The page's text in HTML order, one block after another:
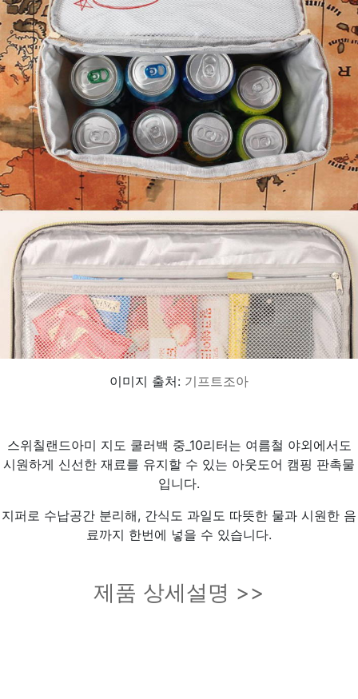
이미지 출처: 기프트조아
스위칠랜드아미 지도 쿨러백 중_10리터는 여름철 야외에서도
시원하게 신선한 재료를 유지할 수 있는 아웃도어 캠핑 판촉물
입니다.
지퍼로 수납공간 분리해, 간식도 과일도 따뜻한 물과 시원한 음
료까지 한번에 넣을 수 있습니다.
제품 상세설명 >>